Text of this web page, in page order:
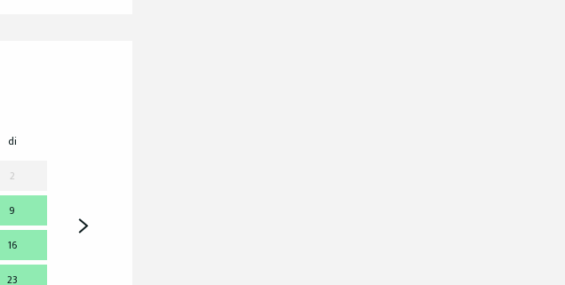
di
2
9
16
23